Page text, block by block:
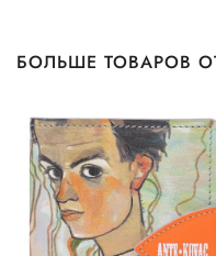
БОЛЬШЕ ТОВАРОВ ОТ